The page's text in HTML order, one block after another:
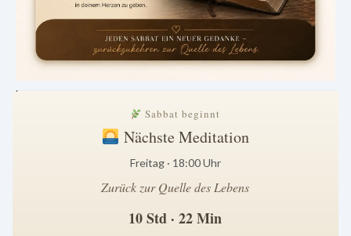
.
Sabbat beginnt
Nächste Meditation
Freitag · 18:00 Uhr
Zurück zur Quelle des Lebens
10 Std · 22 Min